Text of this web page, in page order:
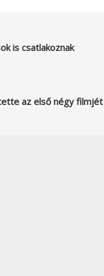
is csatlakoznak
az első négy filmjét